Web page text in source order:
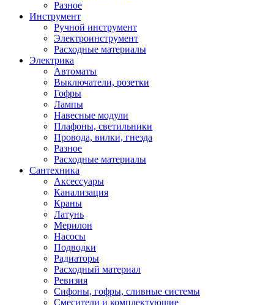
Разное
Инструмент
Ручной инструмент
Электроинструмент
Расходные материалы
Электрика
Автоматы
Выключатели, розетки
Гофры
Лампы
Навесные модули
Плафоны, светильники
Провода, вилки, гнезда
Разное
Расходные материалы
Сантехника
Аксессуары
Канализация
Краны
Латунь
Мерилон
Насосы
Подводки
Радиаторы
Расходный материал
Ревизия
Сифоны, гофры, сливные системы
Смесители и комплектующие